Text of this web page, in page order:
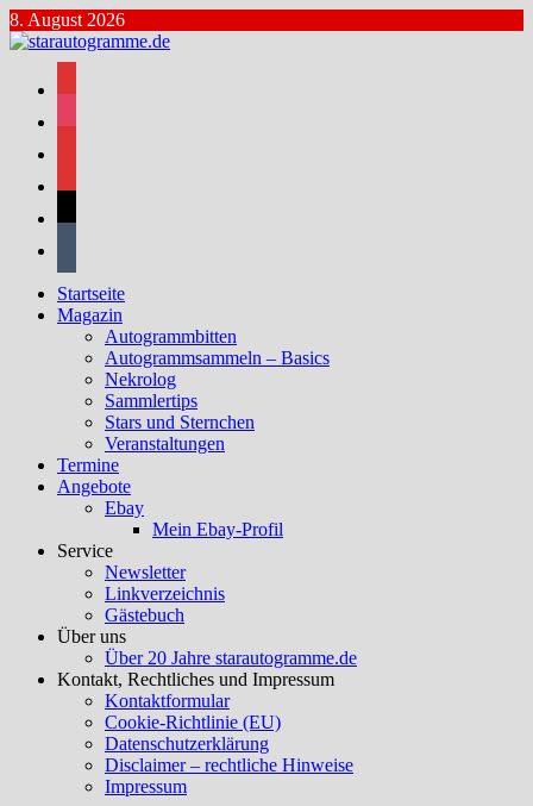
Zum
Inhalt
springen
8. August 2026
Startseite
Magazin
Autogrammbitten
Autogrammsammeln – Basics
Nekrolog
Sammlertips
Stars und Sternchen
Veranstaltungen
Termine
Angebote
Ebay
Mein Ebay-Profil
Service
Newsletter
Linkverzeichnis
Gästebuch
Über uns
Über 20 Jahre starautogramme.de
Kontakt, Rechtliches und Impressum
Kontaktformular
Cookie-Richtlinie (EU)
Datenschutzerklärung
Disclaimer – rechtliche Hinweise
Impressum